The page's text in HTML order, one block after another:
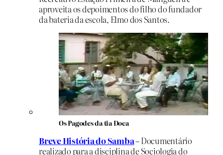
aproveita os depoimentos do filho do fundador
da bateria da escola, Elmo dos Santos.
Os Pagodes da tia Doca
Breve História do Samba–Documentário
realizado para a disciplina de Sociologia do